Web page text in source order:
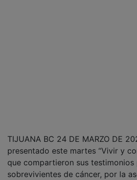
TIJUANA BC 24 DE MARZO DE
presentado este martes “Vivir y
que compartieron sus testimonios
sobrevivientes de cáncer, por la